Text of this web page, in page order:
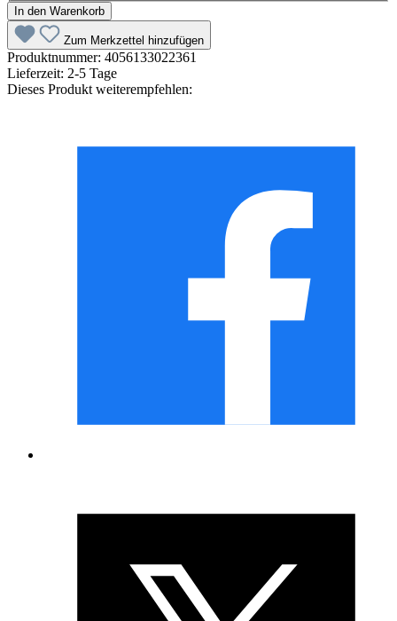
In den Warenkorb
Zum Merkzettel hinzufügen
Produktnummer: 4056133022361
Lieferzeit: 2-5 Tage
Dieses Produkt weiterempfehlen: